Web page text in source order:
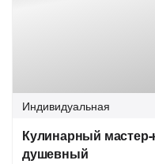
Индивидуальная
Кулинарный
душевный